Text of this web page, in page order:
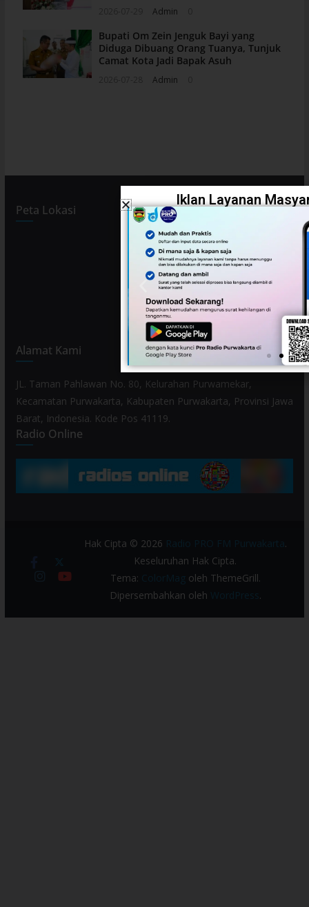
Admin
Bupati Om Zein Jenguk Bayi yang
Diduga Dibuang Orang Tuanya, Tunjuk
Camat Kota Jadi Bapak Asuh
Admin
Peta Lokasi
Alamat Kami
JL. Taman Pahlawan No. 80, Kelurahan Purwamekar,
Kecamatan Purwakarta, Kabupaten Purwakarta, Provinsi Jawa
Barat, Indonesia. Kode Pos 41119.
Radio Online
Hak Cipta © 2026 Radio PRO FM Purwakarta.
Keseluruhan Hak Cipta.
Tema: ColorMagoleh ThemeGrill.
Dipersembahkan oleh WordPress .
Iklan Layanan